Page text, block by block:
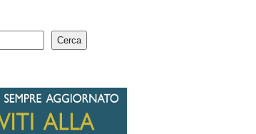
Cerca